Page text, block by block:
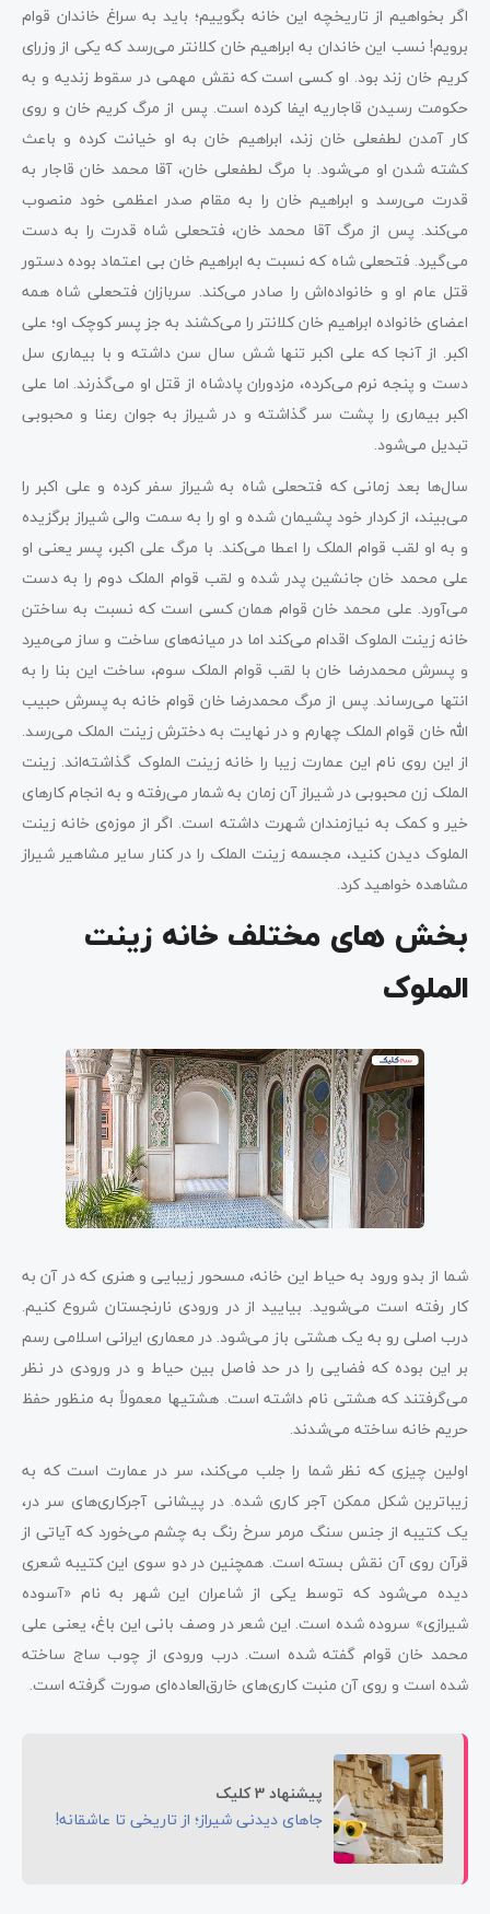
اگر بخواهیم از تاریخچه این خانه بگوییم؛ باید به سراغ خاندان قوام
برویم! نسب این خاندان به ابراهیم خان کلانتر می‌رسد که یکی از وزرای
کریم خان زند بود. او کسی است که نقش مهمی در سقوط زندیه و به
حکومت رسیدن قاجاریه ایفا کرده است. پس از مرگ کریم خان و روی
کار آمدن لطفعلی خان زند، ابراهیم خان به او خیانت کرده و باعث
کشته شدن او می‌شود. با مرگ لطفعلی خان، آقا محمد خان قاجار به
قدرت می‌رسد و ابراهیم خان را به مقام صدر اعظمی خود منصوب
می‌کند. پس از مرگ آقا محمد خان، فتحعلی شاه قدرت را به دست
می‌گیرد. فتحعلی شاه که نسبت به ابراهیم خان بی اعتماد بوده دستور
قتل عام او و خانواده‌اش را صادر می‌کند. سربازان فتحعلی شاه همه
اعضای خانواده ابراهیم خان کلانتر را می‌کشند به جز پسر کوچک او؛ علی
اکبر. از آنجا که علی اکبر تنها شش سال سن داشته و با بیماری سل
دست و پنجه نرم می‌کرده، مزدوران پادشاه از قتل او می‌گذرند. اما علی
اکبر بیماری را پشت سر گذاشته و در شیراز به جوان رعنا و محبوبی
تبدیل می‌شود.
سال‌ها بعد زمانی که فتحعلی شاه به شیراز سفر کرده و علی اکبر را
می‌بیند، از کردار خود پشیمان شده و او را به سمت والی شیراز برگزیده
و به او لقب قوام الملک را اعطا می‌کند. با مرگ علی اکبر، پسر یعنی او
علی محمد خان جانشین پدر شده و لقب قوام الملک دوم را به دست
می‌آورد. علی محمد خان قوام همان کسی است که نسبت به ساختن
خانه زینت الملوک اقدام می‌کند اما در میانه‌های ساخت و ساز می‌میرد
و پسرش محمدرضا خان با لقب قوام الملک سوم، ساخت این بنا را به
انتها می‌رساند. پس از مرگ محمدرضا خان قوام خانه به پسرش حبیب
الله خان قوام الملک چهارم و در نهایت به دخترش زینت الملک می‌رسد.
از این روی نام این عمارت زیبا را خانه زینت الملوک گذاشته‌اند. زینت
الملک زن محبوبی در شیراز آن زمان به شمار می‌رفته و به انجام کارهای
خیر و کمک به نیازمندان شهرت داشته است. اگر از موزه‌ی خانه زینت
الملوک دیدن کنید، مجسمه زینت الملک را در کنار سایر مشاهیر شیراز
مشاهده خواهید کرد.
بخش های مختلف خانه زینت
الملوک
شما از بدو ورود به حیاط این خانه، مسحور زیبایی و هنری که در آن به
کار رفته است می‌شوید. بیایید از در ورودی نارنجستان شروع کنیم.
درب اصلی رو به یک هشتی باز می‌شود. در معماری ایرانی اسلامی رسم
بر این بوده که فضایی را در حد فاصل بین حیاط و در ورودی در نظر
می‌گرفتند که هشتی نام داشته است. هشتی­ها معمولاً به منظور حفظ
حریم خانه ساخته می‌شدند.
اولین چیزی که نظر شما را جلب می‌کند، سر در عمارت است که به
زیباترین شکل ممکن آجر کاری شده. در پیشانی آجرکاری‌های سر در،
یک کتیبه از جنس سنگ مرمر سرخ رنگ به چشم می‌خورد که آیاتی از
قرآن روی آن نقش بسته است. همچنین در دو سوی این کتیبه شعری
دیده می‌شود که توسط یکی از شاعران این شهر به نام «آسوده
شیرازی» سروده شده است. این شعر در وصف بانی این باغ، یعنی علی
محمد خان قوام گفته شده است. درب ورودی از چوب ساج ساخته
شده است و روی آن منبت کاری‌های خارق‌العاده‌ای صورت گرفته است.
پیشنهاد 3 کلیک
جاهای دیدنی شیراز؛ از تاریخی تا عاشقانه!